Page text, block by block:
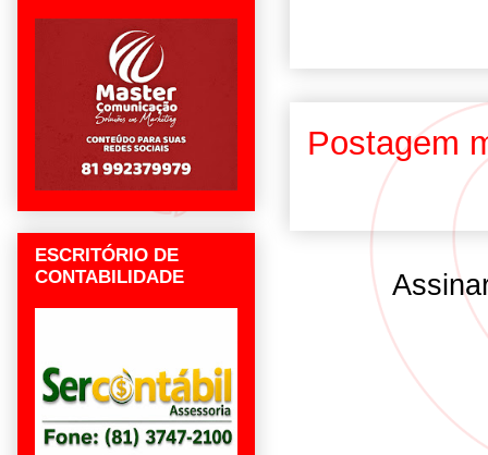
Postagem
ESCRITÓRIO DE
CONTABILIDADE